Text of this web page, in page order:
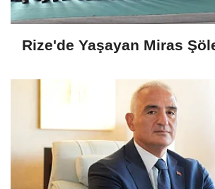
Rize'de Yaşayan Miras